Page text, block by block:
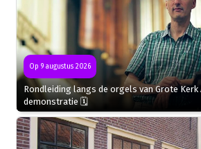
Op 9 augustus 2026
Rondleiding langs de orgels van Grote Kerk
demonstratie 🗓